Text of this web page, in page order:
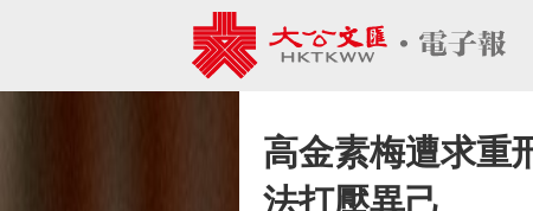
高金素梅遭求重
法打壓異己